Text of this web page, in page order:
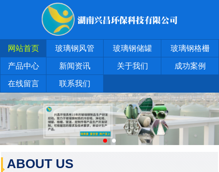
网站首页 玻璃钢风管 玻璃钢储罐 玻璃钢格栅
产品中心 新闻资讯 关于我们 成功案例
在线留言 联系我们
ABOUT US